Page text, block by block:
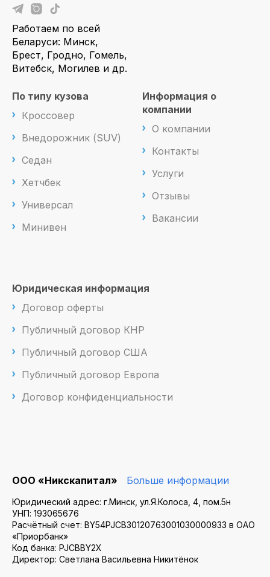
Работаем по всей
Беларуси: Минск,
Брест, Гродно, Гомель,
Витебск, Могилев и др.
По типу кузова
Кроссовер
Внедорожник (SUV)
Седан
Хетчбек
Универсал
Минивен
Информация о
компании
О компании
Контакты
Услуги
Отзывы
Вакансии
Юридическая информация
Договор оферты
Публичный договор КНР
Публичный договор США
Публичный договор Европа
Договор конфиденциальности
ООО «Никскапитал» Больше информации
Юридический адрес: г.Минск, ул.Я.Колоса, 4, пом.5н
УНП: 193065676
Расчётный счет: BY54PJCB30120763001030000933 в ОАО
«Приорбанк»
Код банка: PJCBBY2X
Директор: Светлана Васильевна Никитёнок